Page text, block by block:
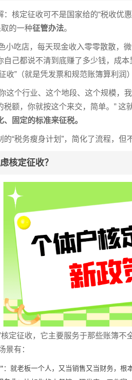
：核定征收可不是国家给的“税收优
的一种征管办法。
小吃店，每天现金收入零零散散，
自己都说不清到底赚了多少钱，成
收”（就是凭发票和规范账簿算利润
这个行业、这个地段、这个规模，
额，你就按这个来交，简单。” 这
固定的标准来征税。
“税务瘦身计划”，简化了流程，但
核定征收？
核定征收，它主要服务于那些账簿不
景有：
：就老板一个人，又当销售又当财务，根